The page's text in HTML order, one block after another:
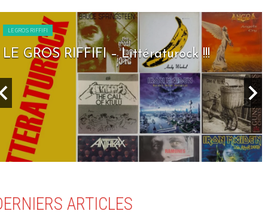
LE GROS RIFFIFI
LE GROS RIFFIFI – Seven Days To Rock !!!
ARTICLES